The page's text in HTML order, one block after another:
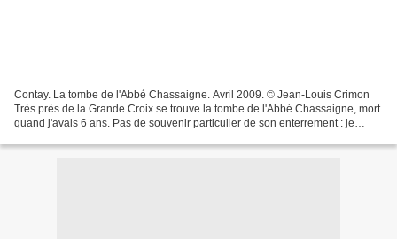
Contay. La tombe de l'Abbé Chassaigne. Avril 2009. © Jean-Louis Crimon
Très près de la Grande Croix se trouve la tombe de l'Abbé Chassaigne, mort
quand j'avais 6 ans. Pas de souvenir particulier de son enterrement : je